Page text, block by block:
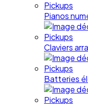
Pianos
Claviers
Batteries